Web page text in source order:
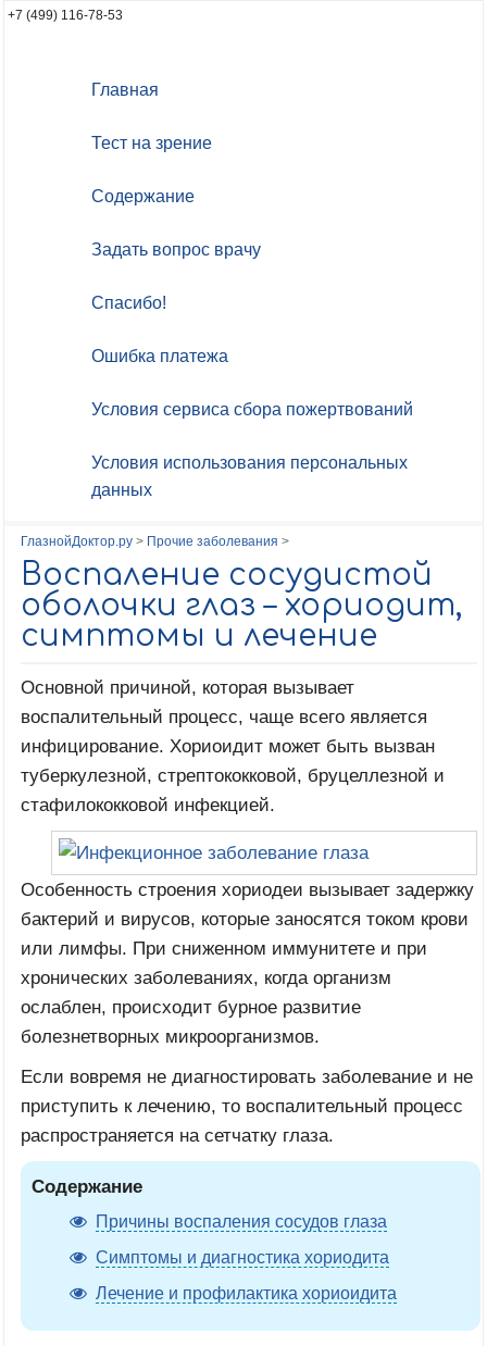
+7 (499) 116-78-53
Главная
Тест на зрение
Содержание
Задать вопрос врачу
Спасибо!
Ошибка платежа
Условия сервиса сбора пожертвований
Условия использования персональных
данных
ГлазнойДоктор.ру > Прочие заболевания >
Воспаление сосудистой
оболочки глаз – хориодит,
симптомы и лечение
Основной причиной, которая вызывает
воспалительный процесс, чаще всего является
инфицирование. Хориоидит может быть вызван
туберкулезной, стрептококковой, бруцеллезной и
стафилококковой инфекцией.
Особенность строения хориодеи вызывает задержку
бактерий и вирусов, которые заносятся током крови
или лимфы. При сниженном иммунитете и при
хронических заболеваниях, когда организм
ослаблен, происходит бурное развитие
болезнетворных микроорганизмов.
Если вовремя не диагностировать заболевание и не
приступить к лечению, то воспалительный процесс
распространяется на сетчатку глаза.
Содержание
Причины воспаления сосудов глаза
Симптомы и диагностика хориодита
Лечение и профилактика хориоидита